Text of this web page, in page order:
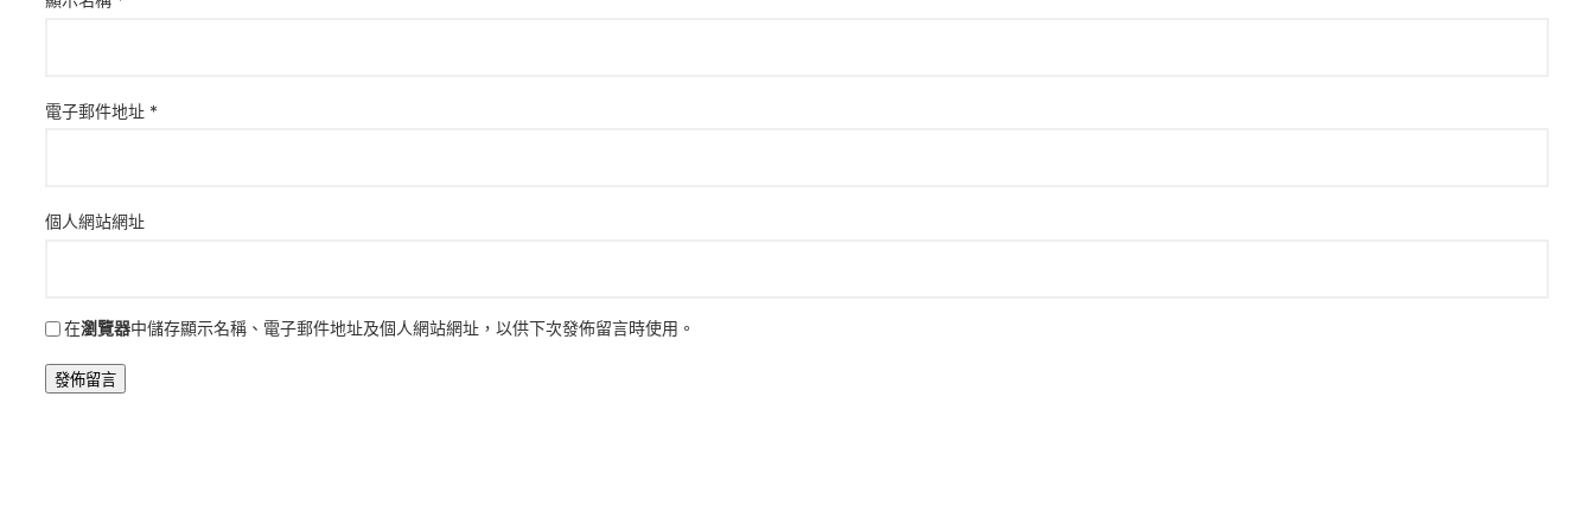
電子郵件地址 *
個人網站網址
在瀏覽器中儲存顯示名稱、電子郵件地址及個人網站網址，以供下次發佈留言時使用。